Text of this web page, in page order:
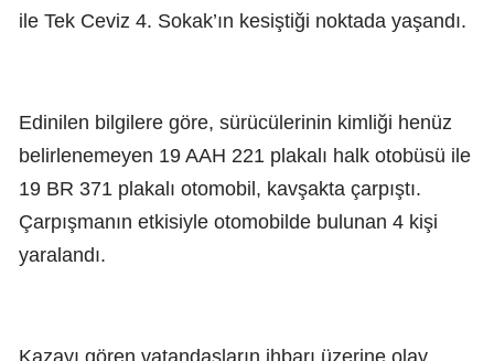
ile Tek Ceviz 4. Sokak’ın kesiştiği noktada yaşandı.
Edinilen bilgilere göre, sürücülerinin kimliği henüz
belirlenemeyen 19 AAH 221 plakalı halk otobüsü ile
19 BR 371 plakalı otomobil, kavşakta çarpıştı.
Çarpışmanın etkisiyle otomobilde bulunan 4 kişi
yaralandı.